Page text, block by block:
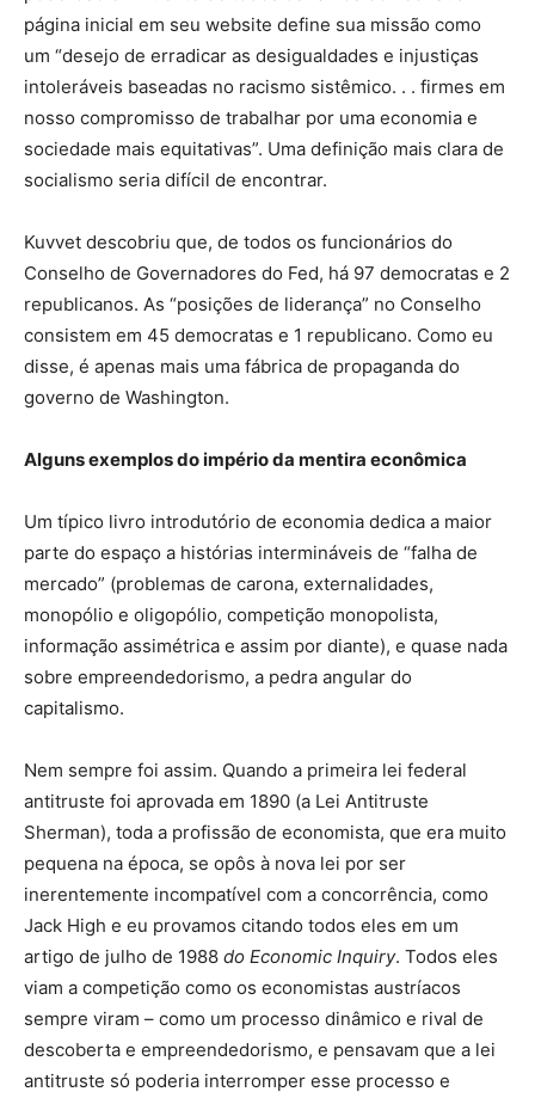
página inicial em seu website define sua missão como
um “desejo de erradicar as desigualdades e injustiças
intoleráveis baseadas no racismo sistêmico. . . firmes em
nosso compromisso de trabalhar por uma economia e
sociedade mais equitativas”. Uma definição mais clara de
socialismo seria difícil de encontrar.
Kuvvet descobriu que, de todos os funcionários do
Conselho de Governadores do Fed, há 97 democratas e 2
republicanos. As “posições de liderança” no Conselho
consistem em 45 democratas e 1 republicano. Como eu
disse, é apenas mais uma fábrica de propaganda do
governo de Washington.
Alguns exemplos do império da mentira econômica
Um típico livro introdutório de economia dedica a maior
parte do espaço a histórias intermináveis de “falha de
mercado” (problemas de carona, externalidades,
monopólio e oligopólio, competição monopolista,
informação assimétrica e assim por diante), e quase nada
sobre empreendedorismo, a pedra angular do
capitalismo.
Nem sempre foi assim. Quando a primeira lei federal
antitruste foi aprovada em 1890 (a Lei Antitruste
Sherman), toda a profissão de economista, que era muito
pequena na época, se opôs à nova lei por ser
inerentemente incompatível com a concorrência, como
Jack High e eu provamos citando todos eles em um
artigo de julho de 1988 do Economic Inquiry. Todos eles
viam a competição como os economistas austríacos
sempre viram – como um processo dinâmico e rival de
descoberta e empreendedorismo, e pensavam que a lei
antitruste só poderia interromper esse processo e